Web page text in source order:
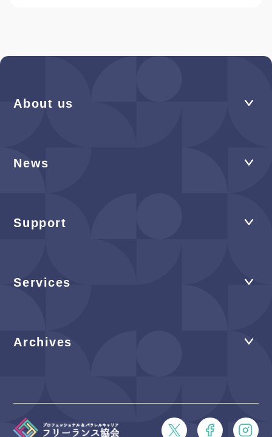
About us
News
Support
Services
Archives